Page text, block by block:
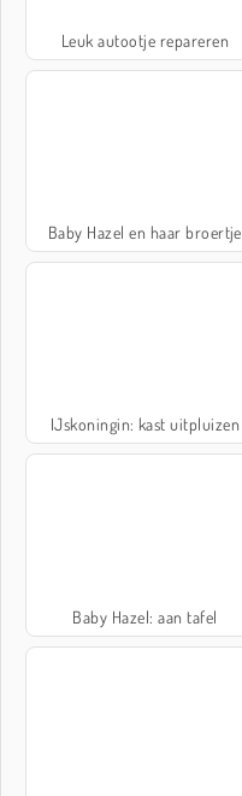
Leuk autootje repareren
Baby Hazel en haar broertje
IJskoningin: kast uitpluizen
Baby Hazel: aan tafel